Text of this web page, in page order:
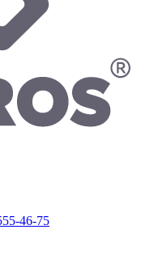
46-75